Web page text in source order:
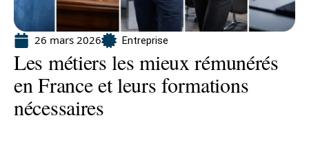
26 mars 2026 Entreprise
Les métiers les mieux rémunérés
en France et leurs formations
nécessaires